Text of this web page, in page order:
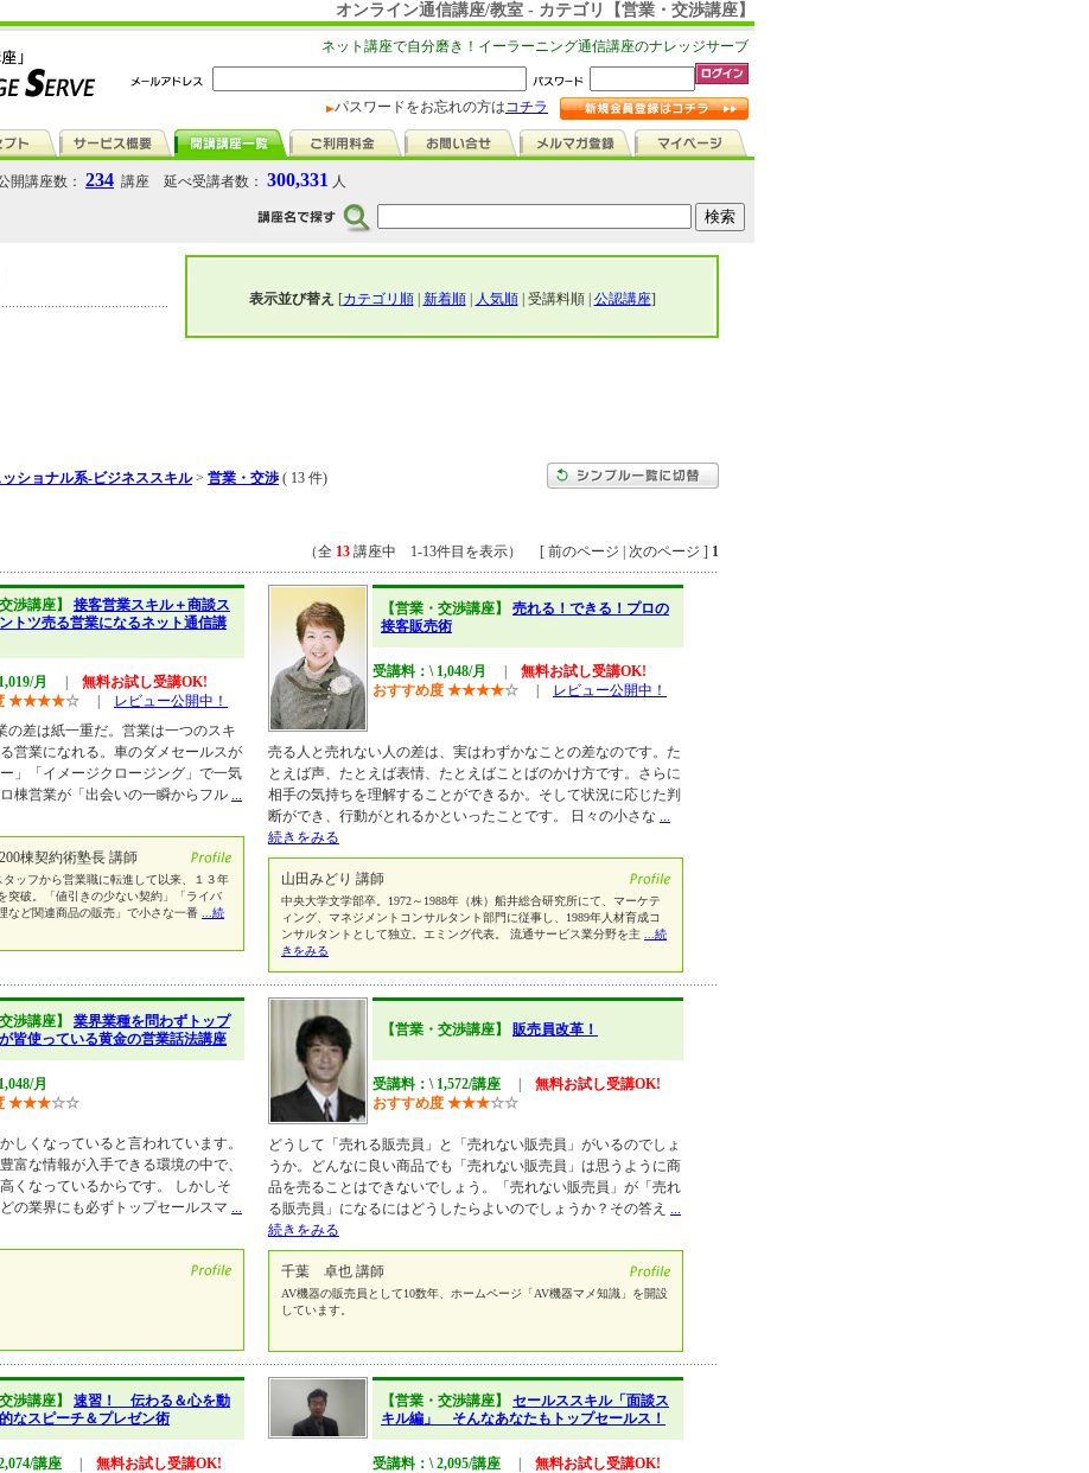
オンライン通信講座/教室 - カテゴリ【営業・交渉講座】
ネット講座で自分磨き！イーラーニング通信講座のナレッジサーブ
パスワードをお忘れの方はコチラ
講座数： 234 講座 延べ受講者数： 300,331 人
表示並び替え [カテゴリ順| 新着順| 人気順| 受講料順 | 公認講座]
ショナル系-ビジネススキル> 営業・交渉 ( 13 件)
（全 13 講座中 1-13件目を表示） [ 前のページ | 次のページ ] 1
渉講座】 接客営業スキル＋商談ス
トツ売る営業になるネット通信講
月
無料お試し受講OK!
★★★★☆
レビュー公開中！
の差は紙一重だ。営業は一つのスキ
営業になれる。車のダメセールスが
」「イメージクロージング」で一気
棟営業が「出会いの一瞬からフル ...
棟契約術塾長 講師
ッフから営業職に転進して以来、１３年
突破。「値引きの少ない契約」「ライバ
など関連商品の販売」で小さな一番
...続
【営業・交渉講座】 売れる！できる！プロの
接客販売術
受講料：\ 1,048/月
無料お試し受講OK!
おすすめ度 ★★★★☆ レビュー公開中！
売る人と売れない人の差は、実はわずかなことの差なのです。た
とえば声、たとえば表情、たとえばことばのかけ方です。さらに
相手の気持ちを理解することができるか。そして状況に応じた判
断ができ、行動がとれるかといったことです。 日々の小さな ...
続きをみる
山田みどり 講師
中央大学文学部卒。1972～1988年（株）船井総合研究所にて、マーケテ
ィング、マネジメントコンサルタント部門に従事し、1989年人材育成コ
ンサルタントとして独立。エミング代表。 流通サービス業分野を主
...続
きをみる
渉講座】 業界業種を問わずトップ
皆使っている黄金の営業話法講座
月
★★★☆☆
しくなっていると言われています。
富な情報が入手できる環境の中で、
くなっているからです。 しかしそ
の業界にも必ずトップセールスマ ...
【営業・交渉講座】 販売員改革！
受講料：\ 1,572/講座
無料お試し受講OK!
おすすめ度 ★★★☆☆
どうして「売れる販売員」と「売れない販売員」がいるのでしょ
うか。どんなに良い商品でも「売れない販売員」は思うように商
品を売ることはできないでしょう。「売れない販売員」が「売れ
る販売員」になるにはどうしたらよいのでしょうか？その答え ...
続きをみる
千葉 卓也 講師
AV機器の販売員として10数年、ホームページ「AV機器マメ知識」を開設
しています。
渉講座】 速習！ 伝わる＆心を動
なスピーチ＆プレゼン術
講座
無料お試し受講OK!
【営業・交渉講座】 セールススキル「面談ス
キル編」 そんなあなたもトップセールス！
受講料：\ 2,095/講座
無料お試し受講OK!